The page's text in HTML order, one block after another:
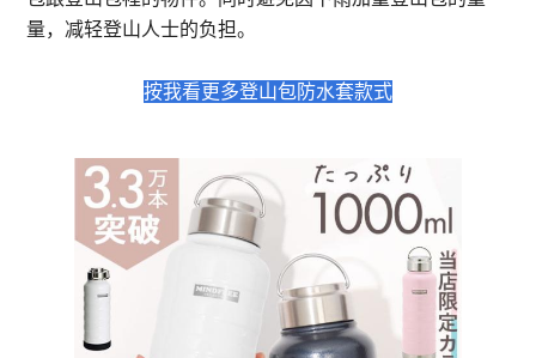
量，减轻登山人士的负担。
按我看更多登山包防水套款式